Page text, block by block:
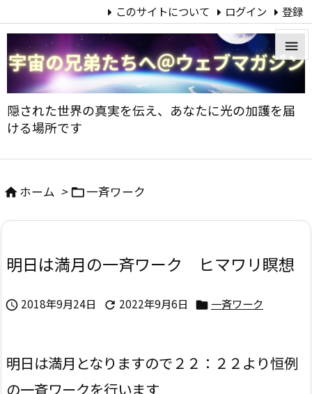
隠された世界の真実を伝え、あなたに光の加護を届
ける場所です


メニ


次へ
検索
このサイトについて ログイン 登録
ホーム > 一斉ワーク
明日は満月の一斉ワーク ヒマワリ瞑想
 2018年9月24日  2022年9月6日  一斉ワーク
明日は満月となりますので２２：２２より恒例
の一斉ワークを行います